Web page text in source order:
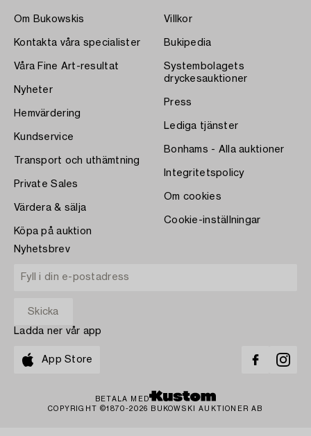
Om Bukowskis
Kontakta våra specialister
Våra Fine Art-resultat
Nyheter
Hemvärdering
Kundservice
Transport och uthämtning
Private Sales
Värdera & sälja
Köpa på auktion
Villkor
Bukipedia
Systembolagets
dryckesauktioner
Press
Lediga tjänster
Bonhams - Alla auktioner
Integritetspolicy
Om cookies
Cookie-inställningar
Nyhetsbrev
Ladda ner vår app
App Store
BETALA MED
COPYRIGHT ©1870-2026 BUKOWSKI AUKTIONER AB